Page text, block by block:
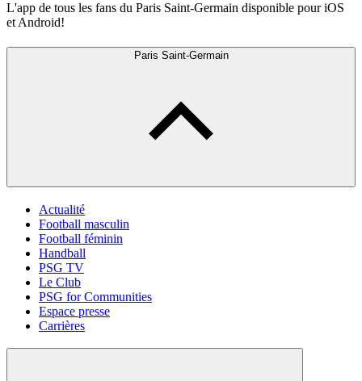
L'app de tous les fans du Paris Saint-Germain disponible pour iOS
et Android!
Paris Saint-Germain
Actualité
Football masculin
Football féminin
Handball
PSG TV
Le Club
PSG for Communities
Espace presse
Carrières